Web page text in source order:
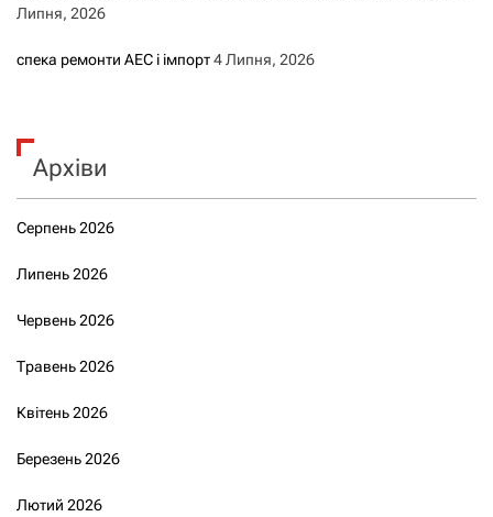
Липня, 2026
спека ремонти АЕС і імпорт4 Липня, 2026
Архіви
Серпень 2026
Липень 2026
Червень 2026
Травень 2026
Квітень 2026
Березень 2026
Лютий 2026